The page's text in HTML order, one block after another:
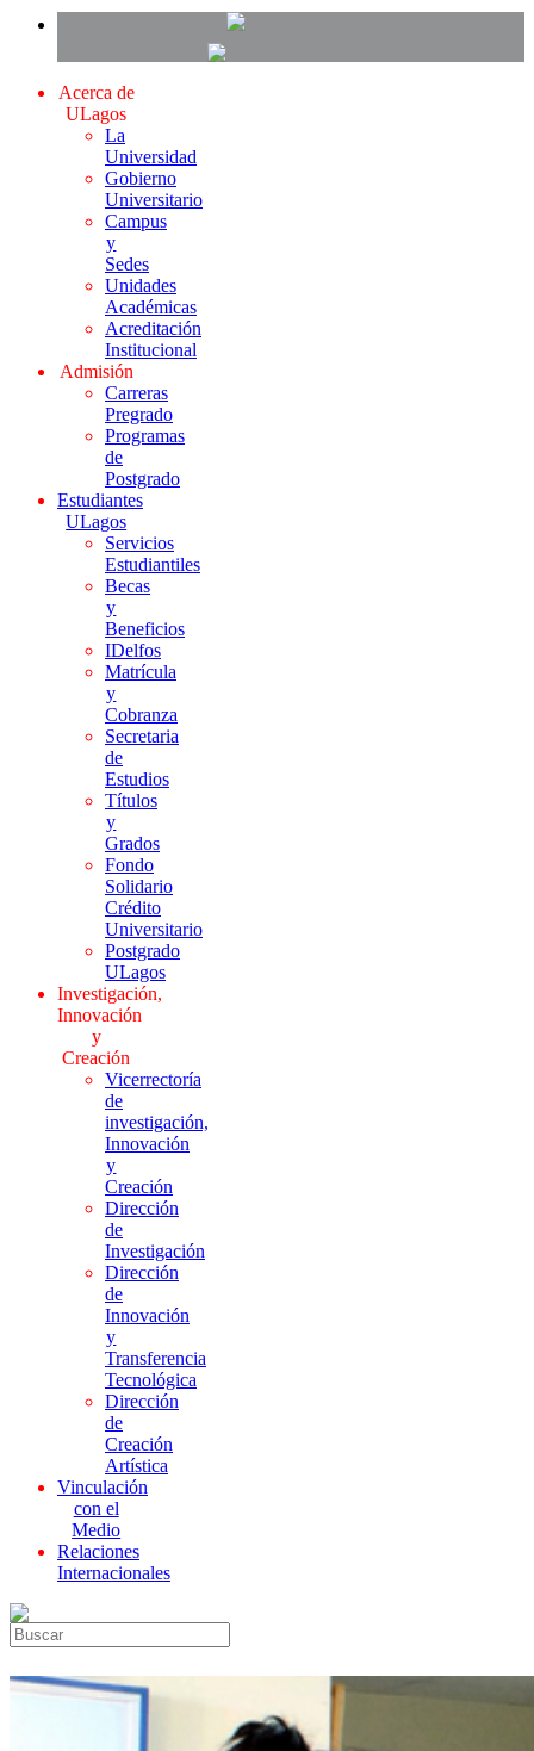
Acerca de
ULagos
La
Universidad
Gobierno
Universitario
Campus
y
Sedes
Unidades
Académicas
Acreditación
Institucional
Admisión
Carreras
Pregrado
Programas
de
Postgrado
Estudiantes
ULagos
Servicios
Estudiantiles
Becas
y
Beneficios
IDelfos
Matrícula
y
Cobranza
Secretaria
de
Estudios
Títulos
y
Grados
Fondo
Solidario
Crédito
Universitario
Postgrado
ULagos
Investigación,
Innovación
y
Creación
Vicerrectoría
de
investigación,
Innovación
y
Creación
Dirección
de
Investigación
Dirección
de
Innovación
y
Transferencia
Tecnológica
Dirección
de
Creación
Artística
Vinculación
con el
Medio
Relaciones
Internacionales